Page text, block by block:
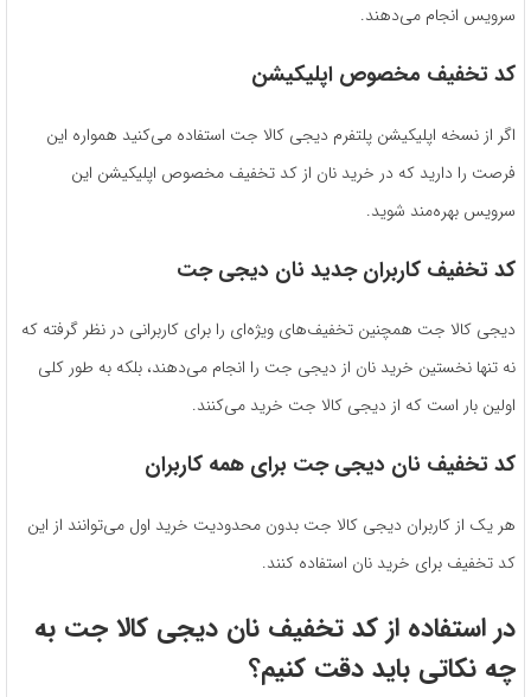
سرویس انجام می‌دهند.
کد تخفیف مخصوص اپلیکیشن
اگر از نسخه اپلیکیشن پلتفرم دیجی کالا جت استفاده می‌کنید همواره این
فرصت را دارید که در خرید نان از کد تخفیف مخصوص اپلیکیشن این
سرویس بهره‌مند شوید.
کد تخفیف کاربران جدید نان دیجی جت
دیجی کالا جت همچنین تخفیف‌های ویژه‌ای را برای کاربرانی در نظر گرفته که
نه تنها نخستین خرید نان از دیجی جت را انجام می‌دهند، بلکه به طور کلی
اولین بار است که از دیجی کالا جت خرید می‌کنند.
کد تخفیف نان دیجی جت برای همه کاربران
هر یک از کاربران دیجی کالا جت بدون محدودیت خرید اول می‌توانند از این
کد تخفیف برای خرید نان استفاده کنند.
در استفاده از کد تخفیف نان دیجی کالا جت به
چه نکاتی باید دقت کنیم؟